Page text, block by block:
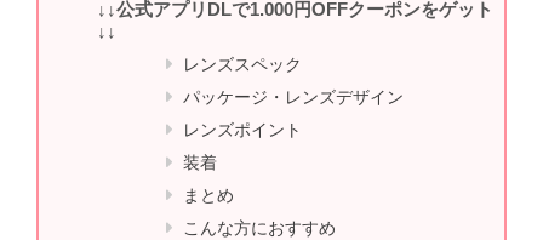
↓↓公式アプリDLで1.000円OFFクーポンをゲット
↓↓
レンズスペック
パッケージ・レンズデザイン
レンズポイント
装着
まとめ
こんな方におすすめ